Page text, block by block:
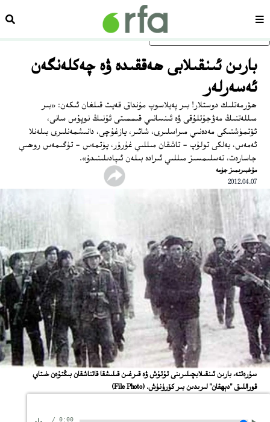
ئاساسلىق مەزمۇنغا ئاتلاڭسەھىپە
بارىن ئىنقىلابى ھەققىدە ۋە چەكلەنگەن
ئەسەرلەر
ھۆرمەتلىك دوستلار! بىر پەيلاسوپ مۇنداق قەيت قىلغان ئىكەن: «بىر
مىللەتنىڭ مەۋجۇتلۇقى ۋە ئىنسانىي قىممىتى ئۇنىڭ نوپۇس سانى،
ئۆتمۈشتىكى مەدەنىي مىراسلىرى، شائىر، يازغۇچى، دانىشمەنلىرى بىلەنلا
ئەمەس، بەلكى تولۇپ - تاشقان مىللىي غۇرۇر، پۈتمەس - تۈگىمەس روھىي
جاسارەت، تەسلىمسىز مىللىي ئىرادە بىلەن ئىپادىلىنىدۇ».
مۇخبىرىمىز جۈمە
2012.04.07
ﺳﯜﺭﻩﺗﺘﻪ، ﺑﺎﺭﯨﻦ ﺋﯩﻨﻘﯩﻼﺑﭽﯩﻠﯩﺮﯨﻨﻰ ﺗﯘﺗﯘﺵ ﯞﻩ ﻗﯩﺮﻏﯩﻦ ﻗﯩﻠﯩﺸﻘﺎ ﻗﺎﺗﻨﺎﺷﻘﺎﻥ ﺑﯩﯖﺘﯘﻩﻥ ﺧﯩﺘﺎﻱ
ﻗﻮﺭﺍﻟﻠﯩﻖ "ﺩﯦﻬﻘﺎﻥ" ﻟﯩﺮﯨﺪﯨﻦ ﺑﯩﺮ ﻛﯚﺭﯛﻧﯜﺵ.(File Photo)
0:00
/